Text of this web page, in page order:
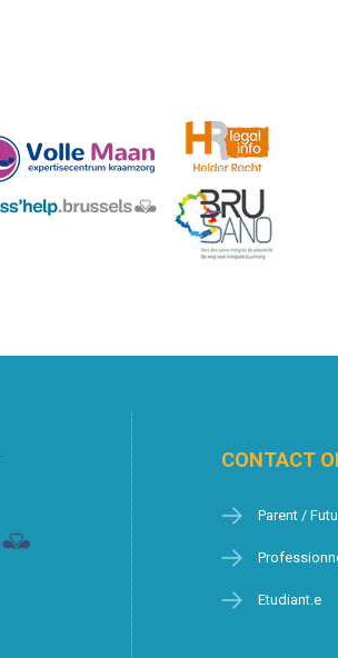
CONTACT
Parent /
Etudiant.e